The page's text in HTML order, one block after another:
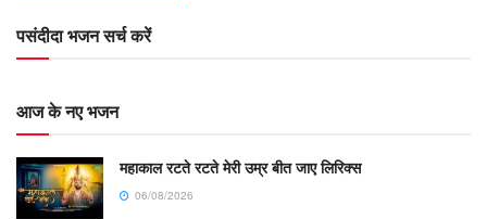
पसंदीदा भजन सर्च करें
आज के नए भजन
महाकाल रटते रटते मेरी उम्र बीत जाए लिरिक्स
06/08/2026